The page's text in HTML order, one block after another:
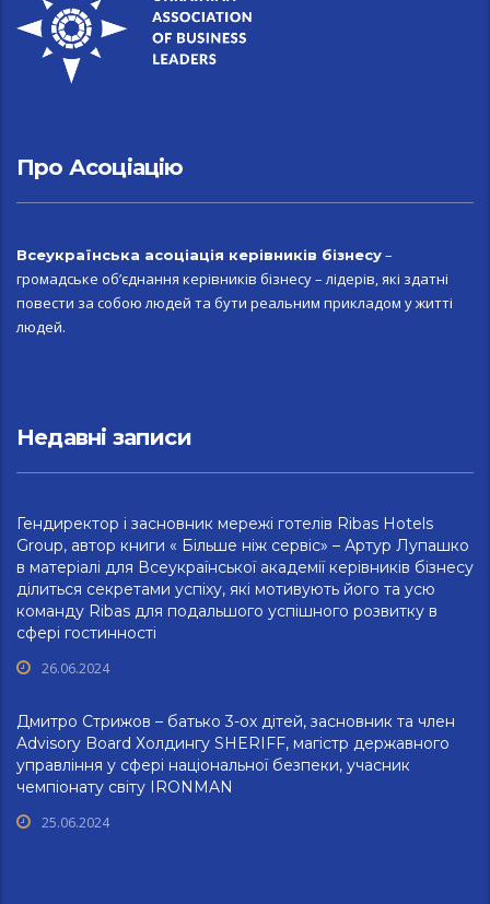
Про Асоціацію
Всеукраїнська асоціація керівників бізнесу–
громадське об’єднання керівників бізнесу – лідерів, які здатні
повести за собою людей та бути реальним прикладом у житті
людей.
Недавні записи
Гендиректор і засновник мережі готелів Ribas Hotels
Group, автор книги « Більше ніж сервіс» – Артур Лупашко
в матеріалі для Всеукраїнської академії керівників бізнесу
ділиться секретами успіху, які мотивують його та усю
команду Ribas для подальшого успішного розвитку в
сфері гостинності
26.06.2024
Дмитро Стрижов – батько 3-ох дітей, засновник та член
Advisory Board Холдингу SHERIFF, магістр державного
управління у сфері національної безпеки, учасник
чемпіонату світу IRONMAN
25.06.2024